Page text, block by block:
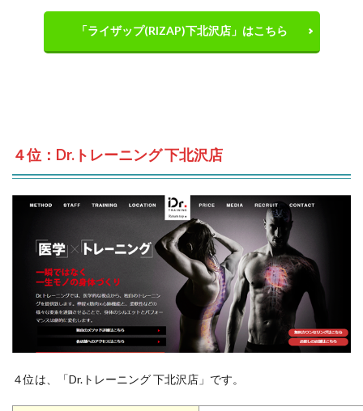
「ライザップ(RIZAP)下北沢店」はこちら
４位：Dr.トレーニング 下北沢店
４位は、「Dr.トレーニング 下北沢店」です。